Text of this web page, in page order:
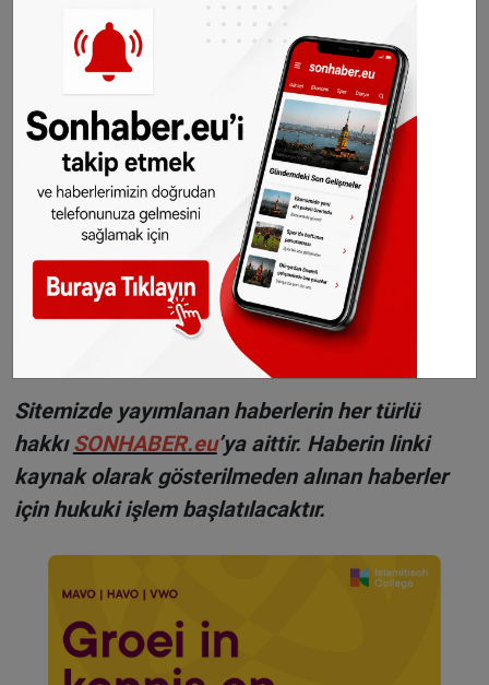
Gurbetçilere uyarı:
Türkiye'den çıkmadan
önce ücretli geçiş ve
trafik borcunuzu kontrol
aberlerimiziİnsta gram hesabımızdan
edebilirsiniz.
WhatsAppta ücretsiz bültenimize abone olun,
Hollanda ve diğer Avrupa ülkeleri gündeminden
seçtiğimiz haberler her gün telefonunuza
Abone olmak için tıklayın
Sitemizde yayımlanan haberlerin her türlü
hakkı SONHABER.eu’ya aittir. Haberin linki
kaynak olarak gösterilmeden alınan haberler
için hukuki işlem başlatılacaktır.